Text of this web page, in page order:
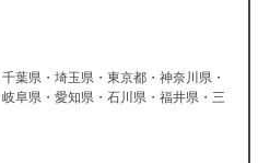
葉県・埼玉県・東京都・神奈川県・
阜県・愛知県・石川県・福井県・三